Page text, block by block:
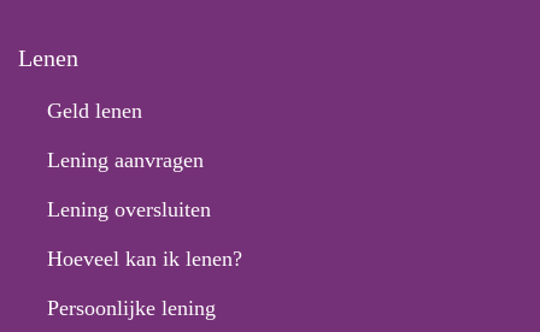
Lenen
Geld lenen
Lening aanvragen
Lening oversluiten
Hoeveel kan ik lenen?
Persoonlijke lening